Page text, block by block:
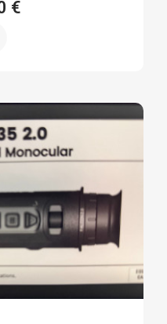
€